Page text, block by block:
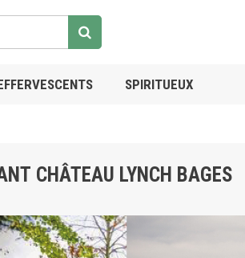
SPIRITUEUX
CHÂTEAU LYNCH BAGES